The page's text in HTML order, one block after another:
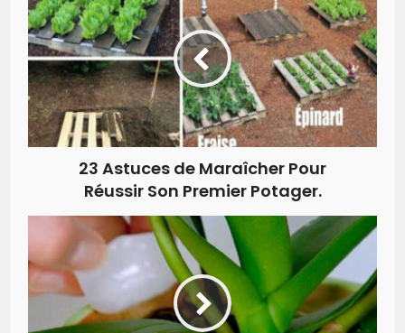
23 Astuces de Maraîcher Pour
Réussir Son Premier Potager.